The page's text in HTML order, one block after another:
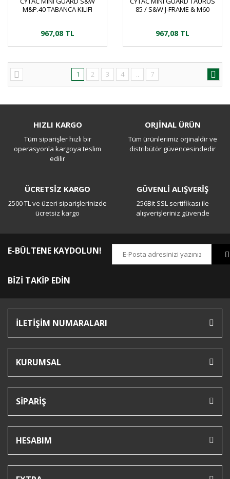
M&P.40 TABANCA KILIFI
967,08 TL
85 / S&W J-FRAME & M60
967,08 TL
1 2 3 4 .. 7
HIZLI KARGO
Tüm siparişler hızlı bir
operasyonla kargoya teslim
edilir
ORJİNAL ÜRÜN
Tüm ürünlerimiz orjinaldir ve
distribütör güvencesindedir
ÜCRETSİZ KARGO
2500 TL ve üzeri siparişlerinizde
ücretsiz kargo
GÜVENLİ ALIŞVERİŞ
256Bit SSL sertifikası ile
alışverişleriniz güvende
E-BÜLTENE KAYDOLUN!
BİZİ TAKİP EDİN
İLETİŞİM NUMARALARI
KURUMSAL
SİPARİŞ
HESABIM